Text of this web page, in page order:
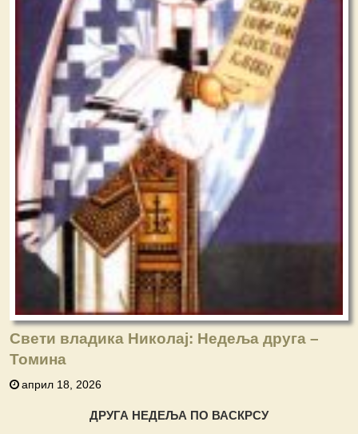
Свети владика Николај: Недеља друга –
Томина
април 18, 2026
ДРУГА НЕДЕЉА ПО ВАСКРСУ